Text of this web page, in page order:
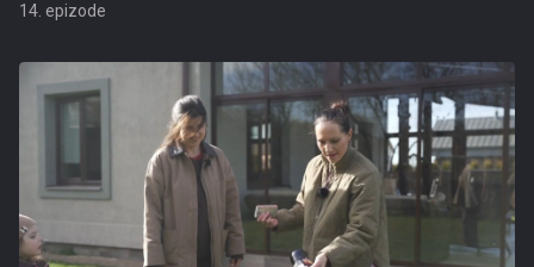
14. epizode